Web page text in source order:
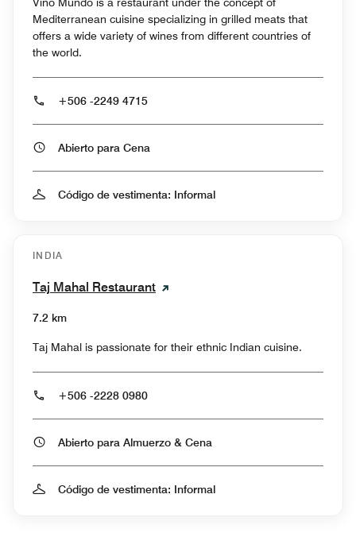
Mediterranean cuisine specializing in grilled meats that
offers a wide variety of wines from different countries of
the world.
+506 -2249 4715
Abierto para Cena
Código de vestimenta: Informal
INDIA
Taj Mahal Restaurant
7.2 km
Taj Mahal is passionate for their ethnic Indian cuisine.
+506 -2228 0980
Abierto para Almuerzo & Cena
Código de vestimenta: Informal